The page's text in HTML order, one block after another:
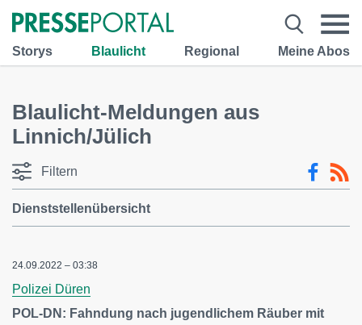
Storys Blaulicht Regional Meine Abos
Blaulicht-Meldungen aus
Linnich/Jülich
Filtern
Dienststellenübersicht
24.09.2022 – 03:38
Polizei Düren
POL-DN: Fahndung nach jugendlichem Räuber mit